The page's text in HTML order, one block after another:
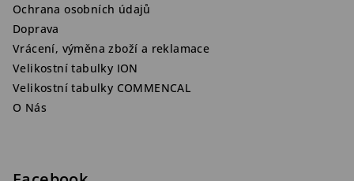
Ochrana osobních údajů
Doprava
Vrácení, výměna zboží a reklamace
Velikostní tabulky ION
Velikostní tabulky COMMENCAL
O Nás